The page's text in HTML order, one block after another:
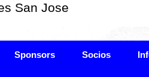
San Jose
Sponsors Socios